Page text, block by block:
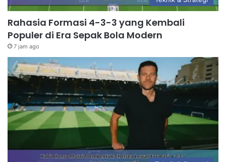
Rahasia Formasi 4-3-3 yang Kembali
Populer di Era Sepak Bola Modern
7 jam ago